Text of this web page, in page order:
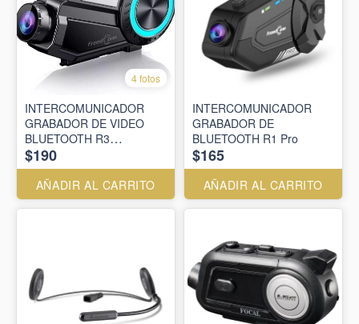
4 fotos
INTERCOMUNICADOR
GRABADOR DE VIDEO
BLUETOOTH R3
FREEDCONN
$190
AÑADIR AL CARRITO
INTERCOMUNICADOR
GRABADOR DE
BLUETOOTH R1 Pro
$165
AÑADIR AL CARRITO